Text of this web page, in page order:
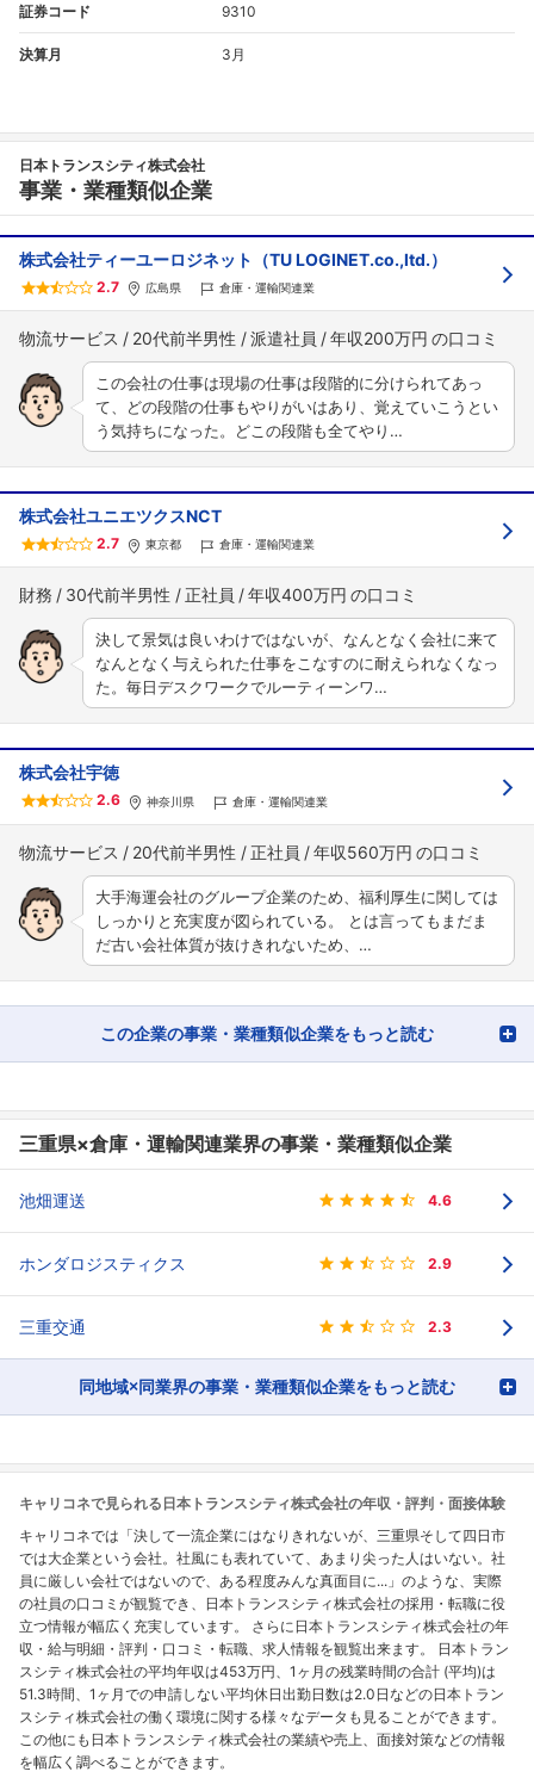
証券コード 9310
決算月 3月
日本トランスシティ株式会社
事業・業種類似企業
株式会社ティーユーロジネット（TU LOGINET.co.,ltd.）
2.7 広島県 倉庫・運輸関連業
物流サービス 20代前半男性 派遣社員 年収200万円
この会社の仕事は現場の仕事は段階的に分けられてあっ
て、どの段階の仕事もやりがいはあり、覚えていこうとい
う気持ちになった。どこの段階も全てやり…
株式会社ユニエツクスNCT
2.7 東京都 倉庫・運輸関連業
財務 30代前半男性 正社員 年収400万円
決して景気は良いわけではないが、なんとなく会社に来て
なんとなく与えられた仕事をこなすのに耐えられなくなっ
た。毎日デスクワークでルーティーンワ…
株式会社宇徳
2.6 神奈川県 倉庫・運輸関連業
物流サービス 20代前半男性 正社員 年収560万円
大手海運会社のグループ企業のため、福利厚生に関しては
しっかりと充実度が図られている。 とは言ってもまだま
だ古い会社体質が抜けきれないため、…
この企業の事業・業種類似企業をもっと読む
三重県×倉庫・運輸関連業界の事業・業種類似企業
池畑運送 4.6
ホンダロジスティクス 2.9
三重交通 2.3
同地域×同業界の事業・業種類似企業をもっと読む
キャリコネで見られる日本トランスシティ株式会社の年収・評判・面接体験
キャリコネでは「決して一流企業にはなりきれないが、三重県そして四日市
では大企業という会社。社風にも表れていて、あまり尖った人はいない。社
員に厳しい会社ではないので、ある程度みんな真面目に...」のような、実際
の社員の口コミが観覧でき、日本トランスシティ株式会社の採用・転職に役
立つ情報が幅広く充実しています。 さらに日本トランスシティ株式会社の年
収・給与明細・評判・口コミ・転職、求人情報を観覧出来ます。 日本トラン
スシティ株式会社の平均年収は453万円、1ヶ月の残業時間の合計 (平均)は
51.3時間、1ヶ月での申請しない平均休日出勤日数は2.0日などの日本トラン
スシティ株式会社の働く環境に関する様々なデータも見ることができます。
この他にも日本トランスシティ株式会社の業績や売上、面接対策などの情報
を幅広く調べることができます。